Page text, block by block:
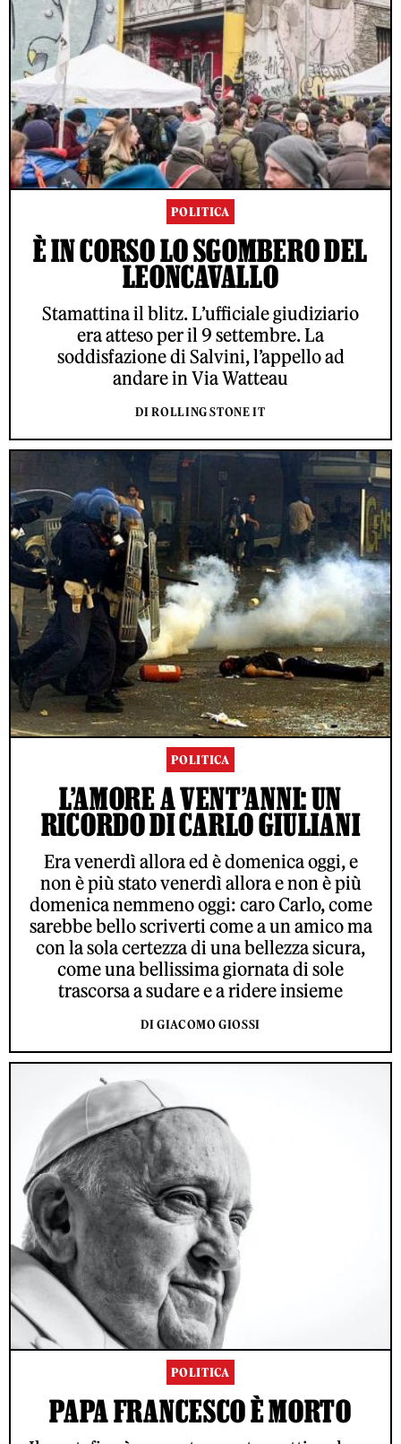
POLITICA
È IN CORSO LO SGOMBERO DEL
LEONCAVALLO
Stamattina il blitz. L’ufficiale giudiziario
era atteso per il 9 settembre. La
soddisfazione di Salvini, l’appello ad
andare in Via Watteau
DI ROLLING STONE IT
POLITICA
L’AMORE A VENT’ANNI: UN
RICORDO DI CARLO GIULIANI
Era venerdì allora ed è domenica oggi, e
non è più stato venerdì allora e non è più
domenica nemmeno oggi: caro Carlo, come
sarebbe bello scriverti come a un amico ma
con la sola certezza di una bellezza sicura,
come una bellissima giornata di sole
trascorsa a sudare e a ridere insieme
DI GIACOMO GIOSSI
POLITICA
PAPA FRANCESCO È MORTO